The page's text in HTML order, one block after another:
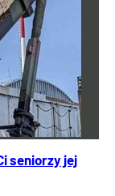
seniorzy jej